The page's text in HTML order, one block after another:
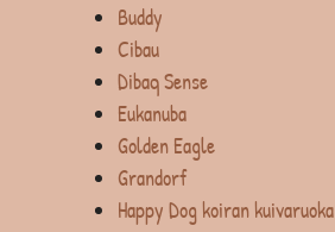
Buddy
Cibau
Dibaq Sense
Eukanuba
Golden Eagle
Grandorf
Happy Dog koiran kuivaruoka